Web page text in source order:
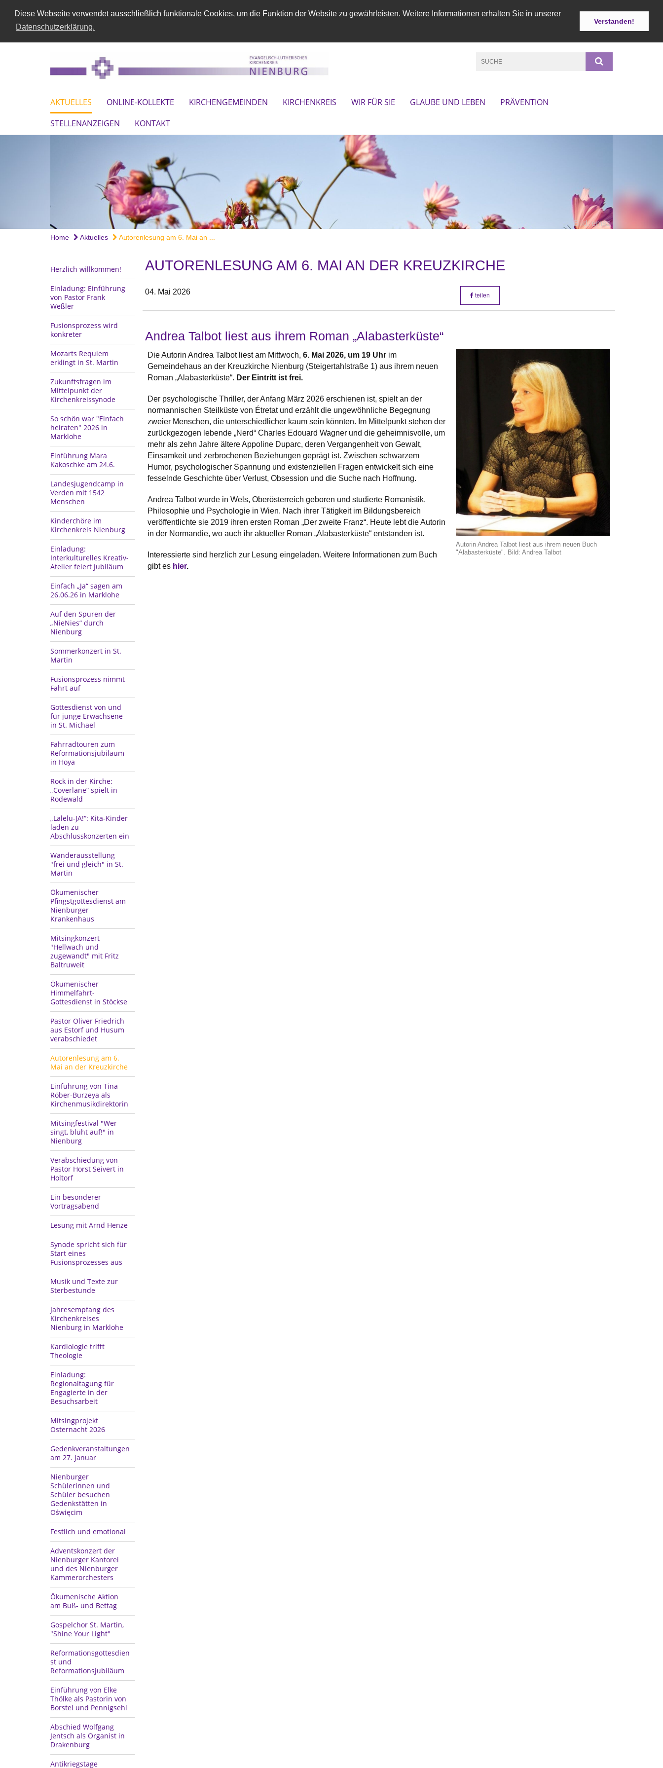
Diese Webseite verwendet ausschließlich funktionale Cookies, um die Funktion der Website zu gewährleisten. Weitere Informationen erhalten Sie in unserer
Datenschutzerklärung.
Verstanden!
AKTUELLES ONLINE-KOLLEKTE KIRCHENGEMEINDEN KIRCHENKREIS WIR FÜR SIE GLAUBE UND LEBEN
PRÄVENTION
STELLENANZEIGEN
KONTAKT
Bild: emsz
Home Aktuelles Autorenlesung am 6. Mai an ...
Herzlich willkommen!
Einladung: Einführung
von Pastor Frank
Weßler
Fusionsprozess wird
konkreter
Mozarts Requiem
erklingt in St. Martin
Zukunftsfragen im
Mittelpunkt der
Kirchenkreissynode
So schön war "Einfach
heiraten" 2026 in
Marklohe
Einführung Mara
Kakoschke am 24.6.
Landesjugendcamp in
Verden mit 1542
Menschen
Kinderchöre im
Kirchenkreis Nienburg
Einladung:
Interkulturelles Kreativ-
Atelier feiert Jubiläum
Einfach „Ja“ sagen am
26.06.26 in Marklohe
Auf den Spuren der
„NieNies“ durch
Nienburg
Sommerkonzert in St.
Martin
Fusionsprozess nimmt
Fahrt auf
Gottesdienst von und
für junge Erwachsene
in St. Michael
Fahrradtouren zum
Reformationsjubiläum
in Hoya
Rock in der Kirche:
„Coverlane“ spielt in
Rodewald
„Lalelu-JA!“: Kita-Kinder
laden zu
Abschlusskonzerten ein
Wanderausstellung
"frei und gleich" in St.
Martin
Ökumenischer
Pfingstgottesdienst am
Nienburger
Krankenhaus
Mitsingkonzert
"Hellwach und
zugewandt" mit Fritz
Baltruweit
Ökumenischer
Himmelfahrt-
Gottesdienst in Stöckse
Pastor Oliver Friedrich
aus Estorf und Husum
verabschiedet
Autorenlesung am 6.
Mai an der Kreuzkirche
Einführung von Tina
Röber-Burzeya als
Kirchenmusikdirektorin
Mitsingfestival "Wer
singt, blüht auf!" in
Nienburg
Verabschiedung von
Pastor Horst Seivert in
Holtorf
Ein besonderer
Vortragsabend
Lesung mit Arnd Henze
Synode spricht sich für
Start eines
Fusionsprozesses aus
Musik und Texte zur
Sterbestunde
Jahresempfang des
Kirchenkreises
Nienburg in Marklohe
Kardiologie trifft
Theologie
Einladung:
Regionaltagung für
Engagierte in der
Besuchsarbeit
Mitsingprojekt
Osternacht 2026
Gedenkveranstaltungen
am 27. Januar
Nienburger
Schülerinnen und
Schüler besuchen
Gedenkstätten in
Oświęcim
Festlich und emotional
Adventskonzert der
Nienburger Kantorei
und des Nienburger
Kammerorchesters
Ökumenische Aktion
am Buß- und Bettag
Gospelchor St. Martin,
"Shine Your Light"
Reformationsgottesdien
st und
Reformationsjubiläum
Einführung von Elke
Thölke als Pastorin von
Borstel und Pennigsehl
Abschied Wolfgang
Jentsch als Organist in
Drakenburg
Antikriegstage
AUTORENLESUNG AM 6. MAI AN DER KREUZKIRCHE
04. Mai 2026 teilen
Andrea Talbot liest aus ihrem Roman „Alabasterküste“
Autorin Andrea Talbot liest aus ihrem neuen Buch
"Alabasterküste". Bild: Andrea Talbot
Die Autorin Andrea Talbot liest am Mittwoch, 6. Mai 2026, um 19 Uhrim
Gemeindehaus an der Kreuzkirche Nienburg (Steigertahlstraße 1) aus ihrem neuen
Roman „Alabasterküste“. Der Eintritt ist frei.
Der psychologische Thriller, der Anfang März 2026 erschienen ist, spielt an der
normannischen Steilküste von Étretat und erzählt die ungewöhnliche Begegnung
zweier Menschen, die unterschiedlicher kaum sein könnten. Im Mittelpunkt stehen der
zurückgezogen lebende „Nerd“ Charles Edouard Wagner und die geheimnisvolle, um
mehr als zehn Jahre ältere Appoline Duparc, deren Vergangenheit von Gewalt,
Einsamkeit und zerbrochenen Beziehungen geprägt ist. Zwischen schwarzem
Humor, psychologischer Spannung und existenziellen Fragen entwickelt sich eine
fesselnde Geschichte über Verlust, Obsession und die Suche nach Hoffnung.
Andrea Talbot wurde in Wels, Oberösterreich geboren und studierte Romanistik,
Philosophie und Psychologie in Wien. Nach ihrer Tätigkeit im Bildungsbereich
veröffentlichte sie 2019 ihren ersten Roman „Der zweite Franz“. Heute lebt die Autorin
in der Normandie, wo auch ihr aktueller Roman „Alabasterküste“ entstanden ist.
Interessierte sind herzlich zur Lesung eingeladen. Weitere Informationen zum Buch
gibt es hier.